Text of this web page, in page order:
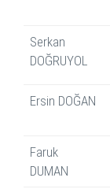
Serkan
DOĞRUYOL
Ersin DOĞAN
Faruk
DUMAN